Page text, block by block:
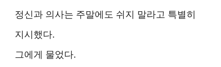
정신과 의사는 주말에도 쉬지 말라고 특별히
지시했다.
그에게 물었다.